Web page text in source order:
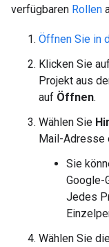
verfügbaren Rollen
Öffnen Sie in
Klicken Sie
Projekt aus
auf Öffnen.
Wählen Sie
Mail-Adresse
Sie
Google-
Jedes
Wählen Sie